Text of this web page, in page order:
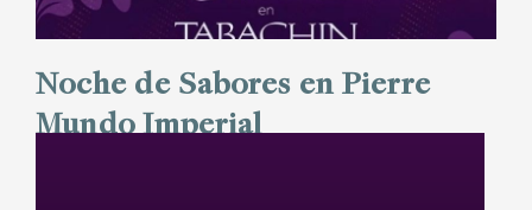
Noche de Sabores en Pierre
Mundo Imperial